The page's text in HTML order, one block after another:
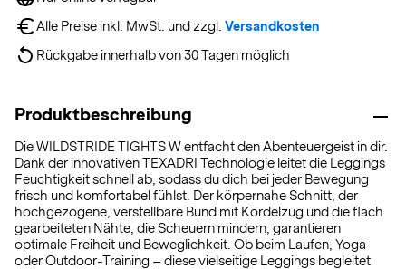
Alle Preise inkl. MwSt. und zzgl. Versandkosten
Rückgabe innerhalb von 30 Tagen möglich
Produktbeschreibung
Die WILDSTRIDE TIGHTS W entfacht den Abenteuergeist in dir.
Dank der innovativen TEXADRI Technologie leitet die Leggings
Feuchtigkeit schnell ab, sodass du dich bei jeder Bewegung
frisch und komfortabel fühlst. Der körpernahe Schnitt, der
hochgezogene, verstellbare Bund mit Kordelzug und die flach
gearbeiteten Nähte, die Scheuern mindern, garantieren
optimale Freiheit und Beweglichkeit. Ob beim Laufen, Yoga
oder Outdoor-Training – diese vielseitige Leggings begleitet